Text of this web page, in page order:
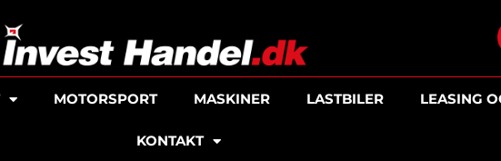
MOTORSPORT MASKINER LASTBILER LEASING
KONTAKT